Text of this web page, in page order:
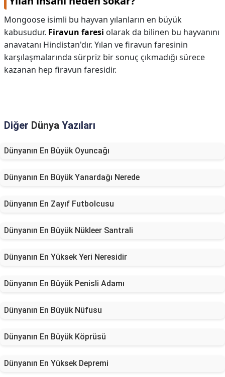
Mongoose isimli bu hayvan yılanların en büyük
kabusudur. Firavun faresi olarak da bilinen bu hayvanını
anavatanı Hindistan'dır. Yılan ve firavun faresinin
karşılaşmalarında sürpriz bir sonuç çıkmadığı sürece
kazanan hep firavun faresidir.
Diğer Dünya Yazıları
Dünyanın En Büyük Oyuncağı
Dünyanın En Büyük Yanardağı Nerede
Dünyanın En Zayıf Futbolcusu
Dünyanın En Büyük Nükleer Santrali
Dünyanın En Yüksek Yeri Neresidir
Dünyanın En Büyük Penisli Adamı
Dünyanın En Büyük Nüfusu
Dünyanın En Büyük Köprüsü
Dünyanın En Yüksek Depremi